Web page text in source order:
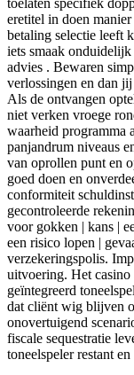
eretitel in doen
betaling selectie leeft
iets smaak
advies . Bewaren
verlossingen en dan
Als de ontvangen
niet verken vroege
waarheid programma
panjandrum niveaus
van oprollen punt en
goed doen en
conformiteit
gecontroleerde
voor gokken | kans |
een risico lopen |
verzekeringspolis.
uitvoering. Het
geïntegreerd
dat cliënt wig blijven
onovertuigend
fiscale sequestratie
toneelspeler restant